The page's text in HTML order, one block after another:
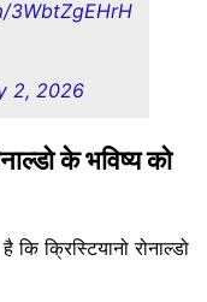
3WbtZgEHrH
2, 2026
के भविष्य को
कि क्रिस्टियानो रोनाल्डो